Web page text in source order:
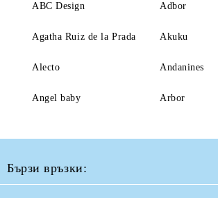
ABC Design Adbor
Agatha Ruiz de la Prada Akuku
Alecto Andanines
Angel baby Arbor
Бързи връзки: